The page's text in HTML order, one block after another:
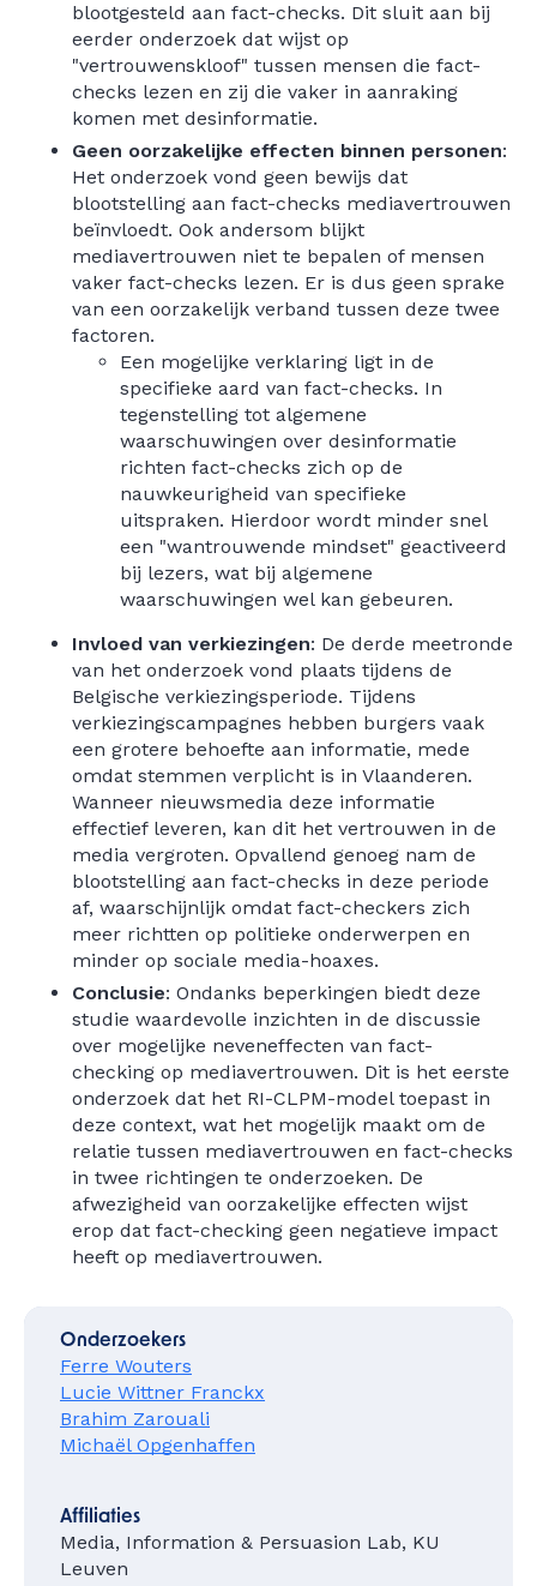
blootgesteld aan fact-checks. Dit sluit aan bij
eerder onderzoek dat wijst op
"vertrouwenskloof" tussen mensen die fact-
checks lezen en zij die vaker in aanraking
komen met desinformatie.
Geen oorzakelijke effecten binnen personen:
Het onderzoek vond geen bewijs dat
blootstelling aan fact-checks mediavertrouwen
beïnvloedt. Ook andersom blijkt
mediavertrouwen niet te bepalen of mensen
vaker fact-checks lezen. Er is dus geen sprake
van een oorzakelijk verband tussen deze twee
factoren.
Een mogelijke verklaring ligt in de
specifieke aard van fact-checks. In
tegenstelling tot algemene
waarschuwingen over desinformatie
richten fact-checks zich op de
nauwkeurigheid van specifieke
uitspraken. Hierdoor wordt minder snel
een "wantrouwende mindset" geactiveerd
bij lezers, wat bij algemene
waarschuwingen wel kan gebeuren.
Invloed van verkiezingen: De derde meetronde
van het onderzoek vond plaats tijdens de
Belgische verkiezingsperiode. Tijdens
verkiezingscampagnes hebben burgers vaak
een grotere behoefte aan informatie, mede
omdat stemmen verplicht is in Vlaanderen.
Wanneer nieuwsmedia deze informatie
effectief leveren, kan dit het vertrouwen in de
media vergroten. Opvallend genoeg nam de
blootstelling aan fact-checks in deze periode
af, waarschijnlijk omdat fact-checkers zich
meer richtten op politieke onderwerpen en
minder op sociale media-hoaxes.
Conclusie: Ondanks beperkingen biedt deze
studie waardevolle inzichten in de discussie
over mogelijke neveneffecten van fact-
checking op mediavertrouwen. Dit is het eerste
onderzoek dat het RI-CLPM-model toepast in
deze context, wat het mogelijk maakt om de
relatie tussen mediavertrouwen en fact-checks
in twee richtingen te onderzoeken. De
afwezigheid van oorzakelijke effecten wijst
erop dat fact-checking geen negatieve impact
heeft op mediavertrouwen.
Onderzoekers
Ferre Wouters
Lucie Wittner Franckx
Brahim Zarouali
Michaël Opgenhaffen
Affiliaties
Media, Information & Persuasion Lab, KU
Leuven